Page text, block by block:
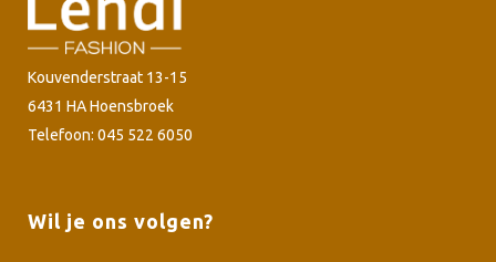
Kouvenderstraat 13-15
6431 HA Hoensbroek
Telefoon: 045 522 6050
Wil je ons volgen?